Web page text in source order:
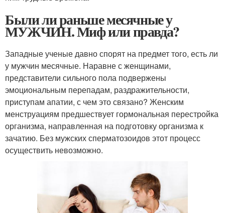
Были ли раньше месячные у
МУЖЧИН. Миф или правда?
Западные ученые давно спорят на предмет того, есть ли
у мужчин месячные. Наравне с женщинами,
представители сильного пола подвержены
эмоциональным перепадам, раздражительности,
приступам апатии, с чем это связано? Женским
менструациям предшествует гормональная перестройка
организма, направленная на подготовку организма к
зачатию. Без мужских сперматозоидов этот процесс
осуществить невозможно.